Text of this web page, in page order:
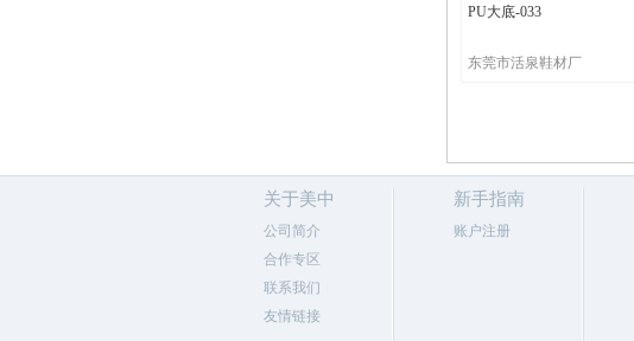
PU大底-033
东莞市活泉鞋材厂
关于美中
公司简介
合作专区
联系我们
友情链接
新手指南
账户注册